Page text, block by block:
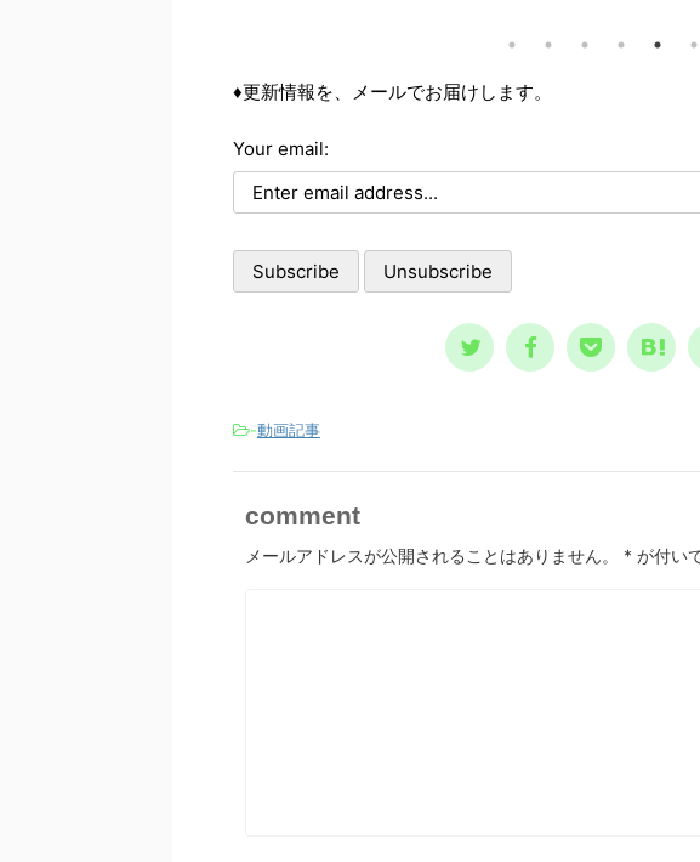
になるのです。 「優しさ・親
ストな交換 社会の本質は、キ
間はなぜ、社会を形成するので
しょうか？ 答えは簡単で、助
レイ事ではなく、むしろ社会の
本質です。人が一人で生き抜い
報 『頑張るよりも、楽しむ
が優秀に。潜在能力は、楽
の危機に瀕した際の火事
用されています。 →
けします。 Leave Th ...
♦更新情報を、メールでお届けします。
Your email:
-動画記事
comment
メールアドレスが公開されることはありません。 * が付い